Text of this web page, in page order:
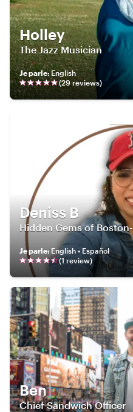
Holley
The Jazz Musician
Je parle:English
(29 reviews)
Deniss B
Hidden Gems of Boston-
Je parle: English • Español
(1 review)
Ben
Chief Sandwich Officer